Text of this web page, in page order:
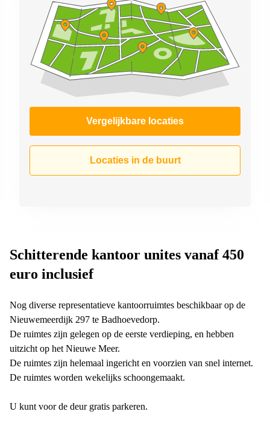
Kantoor
Hengelo
Bedrijfsruimte
Huren in
Nijmegen
Vergelijkbare locaties
Locaties in de buurt
Schitterende kantoor unites vanaf 450
euro inclusief
Nog diverse representatieve kantoorruimtes beschikbaar op de
Nieuwemeerdijk 297 te Badhoevedorp.
De ruimtes zijn gelegen op de eerste verdieping, en hebben
uitzicht op het Nieuwe Meer.
De ruimtes zijn helemaal ingericht en voorzien van snel internet.
De ruimtes worden wekelijks schoongemaakt.
U kunt voor de deur gratis parkeren.